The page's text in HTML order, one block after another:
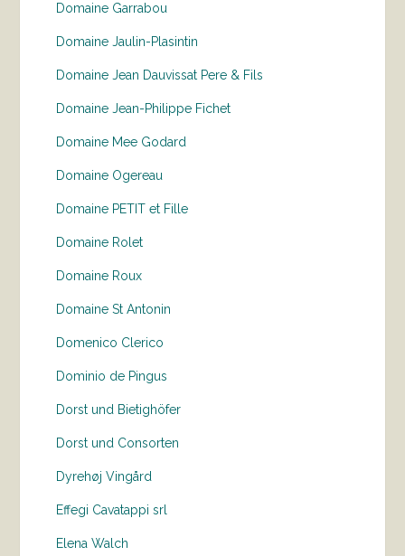
Domaine Garrabou
Domaine Jaulin-Plasintin
Domaine Jean Dauvissat Pere & Fils
Domaine Jean-Philippe Fichet
Domaine Mee Godard
Domaine Ogereau
Domaine PETIT et Fille
Domaine Rolet
Domaine Roux
Domaine St Antonin
Domenico Clerico
Dominio de Pingus
Dorst und Bietighöfer
Dorst und Consorten
Dyrehøj Vingård
Effegi Cavatappi srl
Elena Walch